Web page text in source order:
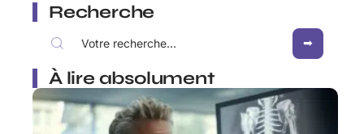
Recherche
À lire absolument